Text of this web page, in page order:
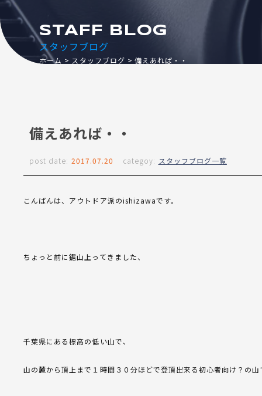
スタッフブログ
STAFF BLOG
ホーム スタッフブログ 備えあれば・・
備えあれば・・
post date: 2017.07.20 categoy: スタッフブログ一覧
こんばんは、アウトドア派のishizawaです。
ちょっと前に鋸山上ってきました、
千葉県にある標高の低い山で、
山の麓から頂上まで１時間３０分ほどで登頂出来る初心者向け？の